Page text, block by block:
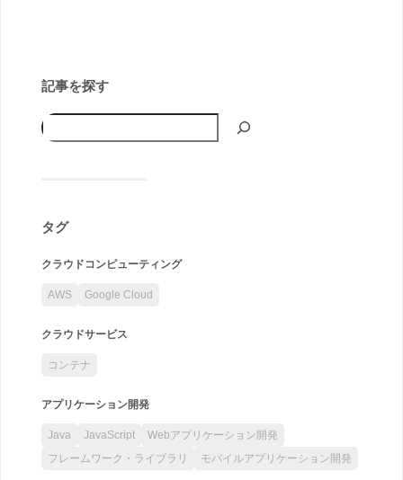
記事を探す
タグ
クラウドコンピューティング
AWS Google Cloud
クラウドサービス
コンテナ
アプリケーション開発
Java JavaScript
Webアプリケーション開発
フレームワーク・ライブラリ
モバイルアプリケーション開発